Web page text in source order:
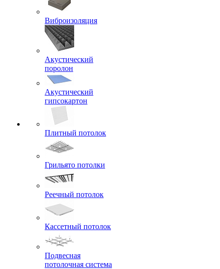
Виброизоляция
Акустический
поролон
Акустический
гипсокартон
Плитный потолок
Грильято потолки
Реечный потолок
Кассетный потолок
Подвесная
потолочная система